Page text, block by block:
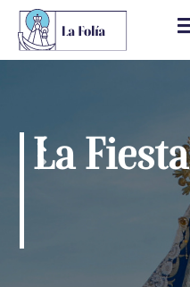
Saltar
La Fiesta